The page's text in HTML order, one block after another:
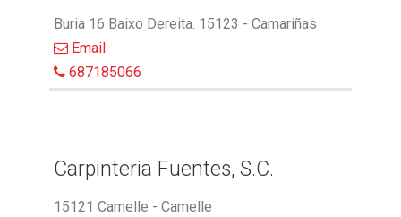
Buria 16 Baixo Dereita. 15123 - Camariñas
Email
687185066
Carpinteria Fuentes, S.C.
15121 Camelle - Camelle